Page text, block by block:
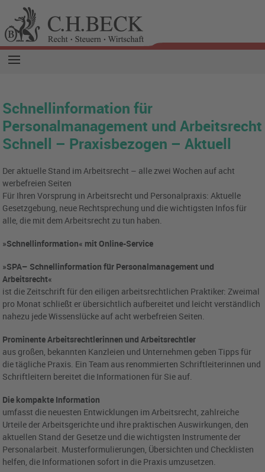
Schnellinformation für
Personalmanagement und Arbeitsrecht
Schnell – Praxisbezogen – Aktuell
Der aktuelle Stand im Arbeitsrecht – alle zwei Wochen auf acht
werbefreien Seiten
Für Ihren Vorsprung in Arbeitsrecht und Personalpraxis: Aktuelle
Gesetzgebung, neue Rechtsprechung und die wichtigsten Infos für
alle, die mit dem Arbeitsrecht zu tun haben.
»Schnellinformation« mit Online-Service
»SPA– Schnellinformation für Personalmanagement und
Arbeitsrecht«
ist die Zeitschrift für den eiligen arbeitsrechtlichen Praktiker: Zweimal
pro Monat schließt er übersichtlich aufbereitet und leicht verständlich
nahezu jede Wissenslücke auf acht werbefreien Seiten.
Prominente Arbeitsrechtlerinnen und Arbeitsrechtler
aus großen, bekannten Kanzleien und Unternehmen geben Tipps für
die tägliche Praxis. Ein Team aus renommierten Schriftleiterinnen und
Schriftleitern bereitet die Informationen für Sie auf.
Die kompakte Information
umfasst die neuesten Entwicklungen im Arbeitsrecht, zahlreiche
Urteile der Arbeitsgerichte und ihre praktischen Auswirkungen, den
aktuellen Stand der Gesetze und die wichtigsten Instrumente der
Personalarbeit. Musterformulierungen, Übersichten und Checklisten
helfen, die Informationen sofort in die Praxis umzusetzen.